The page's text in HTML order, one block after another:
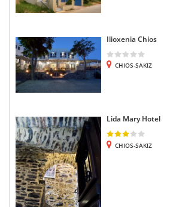
Ilioxenia Chios
CHIOS-SAKIZ
Lida Mary Hotel
CHIOS-SAKIZ